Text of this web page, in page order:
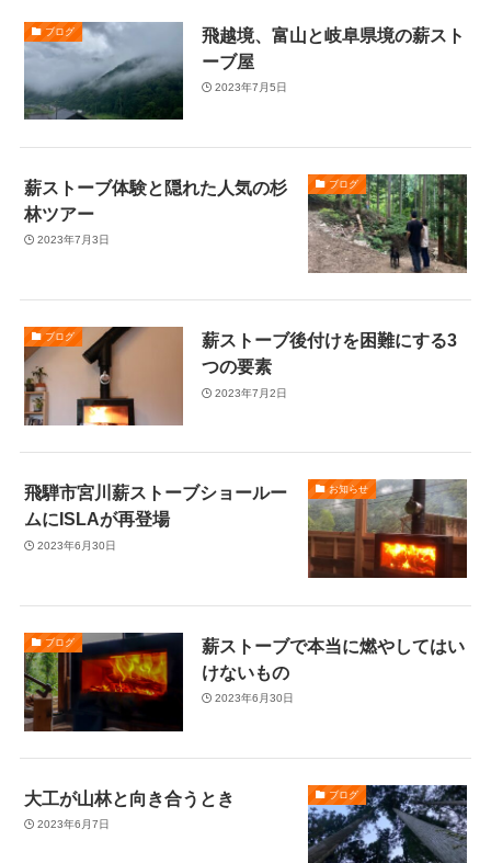
ブログ
飛越境、富山と岐阜県境の薪スト
ーブ屋
2023年7月5日
ブログ
薪ストーブ体験と隠れた人気の杉
林ツアー
2023年7月3日
ブログ
薪ストーブ後付けを困難にする3
つの要素
2023年7月2日
お知らせ
飛騨市宮川薪ストーブショールー
ムにISLAが再登場
2023年6月30日
ブログ
薪ストーブで本当に燃やしてはい
けないもの
2023年6月30日
ブログ
大工が山林と向き合うとき
2023年6月7日